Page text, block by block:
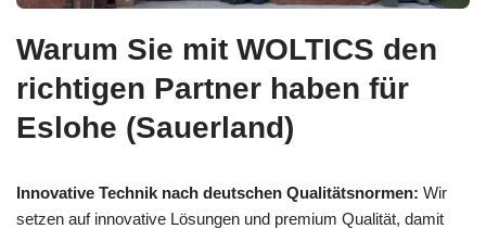
Warum Sie mit WOLTICS den
richtigen Partner haben für
Eslohe (Sauerland)
Innovative Technik nach deutschen Qualitätsnormen: Wir
setzen auf innovative Lösungen und premium Qualität, damit